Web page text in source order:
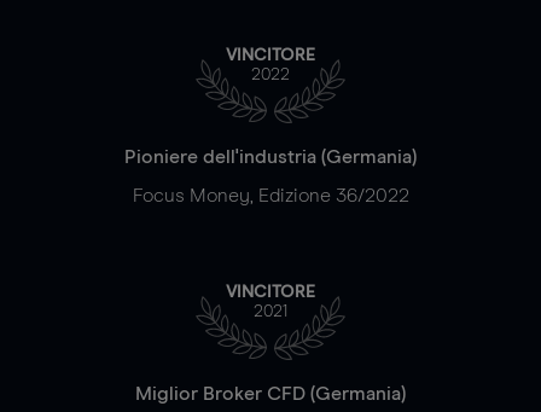
VINCITORE
2022
Pioniere dell'industria (Germania)
Focus Money, Edizione 36/2022
VINCITORE
2021
Miglior Broker CFD (Germania)